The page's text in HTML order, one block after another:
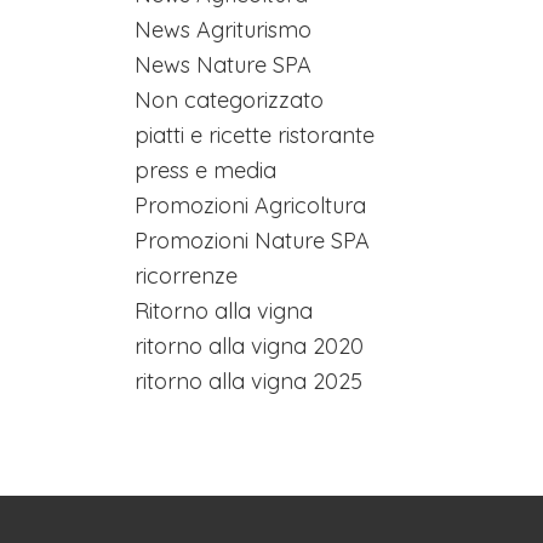
News Agriturismo
News Nature SPA
Non categorizzato
piatti e ricette ristorante
press e media
Promozioni Agricoltura
Promozioni Nature SPA
ricorrenze
Ritorno alla vigna
ritorno alla vigna 2020
ritorno alla vigna 2025